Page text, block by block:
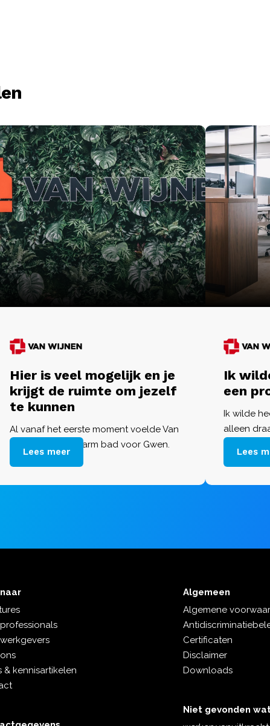
Hier is veel mogelijk en je
krijgt de ruimte om jezelf
te kunnen
Al vanaf het eerste moment voelde Van
Wijnen als een warm bad voor Gwen.
Lees meer
Ik
een
Ik wilde
alleen
daarna
Lees
& kennisartikelen
Algemeen
Algemene
Certificaten
Disclaimer
Downloads
Niet gevonden